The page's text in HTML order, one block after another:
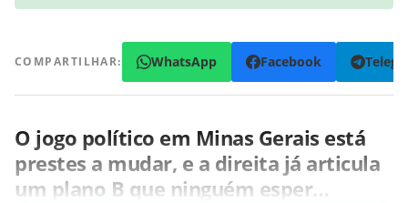
COMPARTILHAR: WhatsApp Facebook
O jogo político em Minas Gerais está
prestes a mudar, e a direita já articula
um plano B que ninguém esper…